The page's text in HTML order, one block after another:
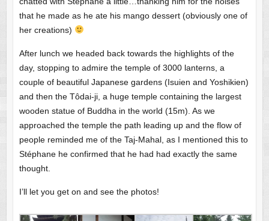
that he made as he ate his mango dessert (obviously one of
her creations)
After lunch we headed back towards the highlights of the
day, stopping to admire the temple of 3000 lanterns, a
couple of beautiful Japanese gardens (Isuien and Yoshikien)
and then the Tôdai-ji, a huge temple containing the largest
wooden statue of Buddha in the world (15m). As we
approached the temple the path leading up and the flow of
people reminded me of the Taj-Mahal, as I mentioned this to
Stéphane he confirmed that he had had exactly the same
thought.
I’ll let you get on and see the photos!